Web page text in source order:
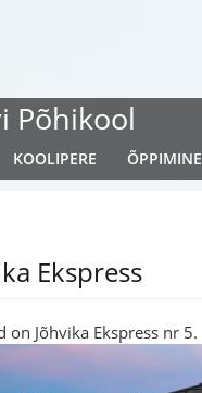
Põhikool
KOOLIPERE ÕPPIMINE
Ekspress
on Jõhvika Ekspress nr 5.